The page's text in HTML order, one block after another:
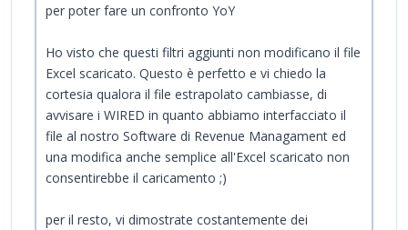
per poter fare un confronto YoY
Ho visto che questi filtri aggiunti non modificano il file
Excel scaricato. Questo è perfetto e vi chiedo la
cortesia qualora il file estrapolato cambiasse, di
avvisare i WIRED in quanto abbiamo interfacciato il
file al nostro Software di Revenue Managament ed
una modifica anche semplice all'Excel scaricato non
consentirebbe il caricamento ;)
per il resto, vi dimostrate costantemente dei